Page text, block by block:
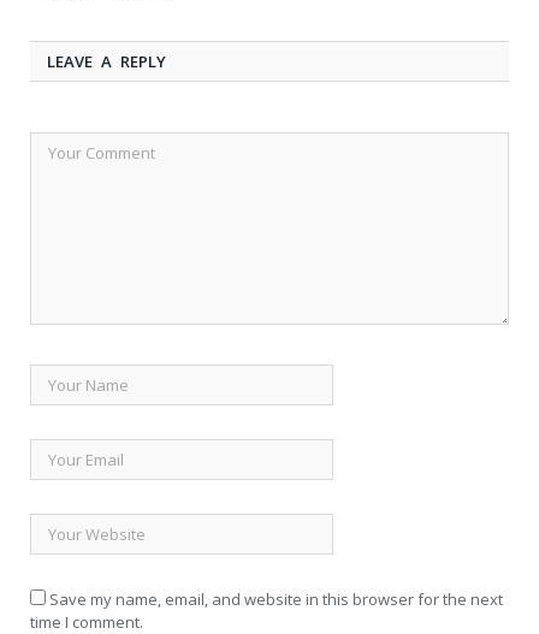
LEAVE A REPLY
Save my name, email, and website in this browser for the next
time I comment.